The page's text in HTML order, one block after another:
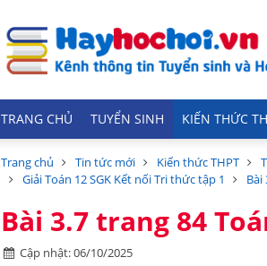
TRANG CHỦ TUYỂN SINH KIẾN THỨC
Trang chủ Tin tức mới Kiến thức THPT
Giải Toán 12 SGK Kết nối Tri thức tập 1
Bài
Bài 3.7 trang 84
Cập nhật: 06/10/2025